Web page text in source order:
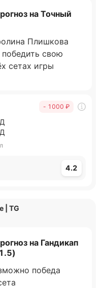
на Точный
Плишкова
свою
сетах игры
- 1000 ₽
4.2
| TG
на Гандикап
победа